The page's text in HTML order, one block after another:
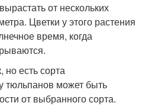
от нескольких
Цветки у этого растения
время, когда
есть сорта
тюльпанов может быть
от выбранного сорта.